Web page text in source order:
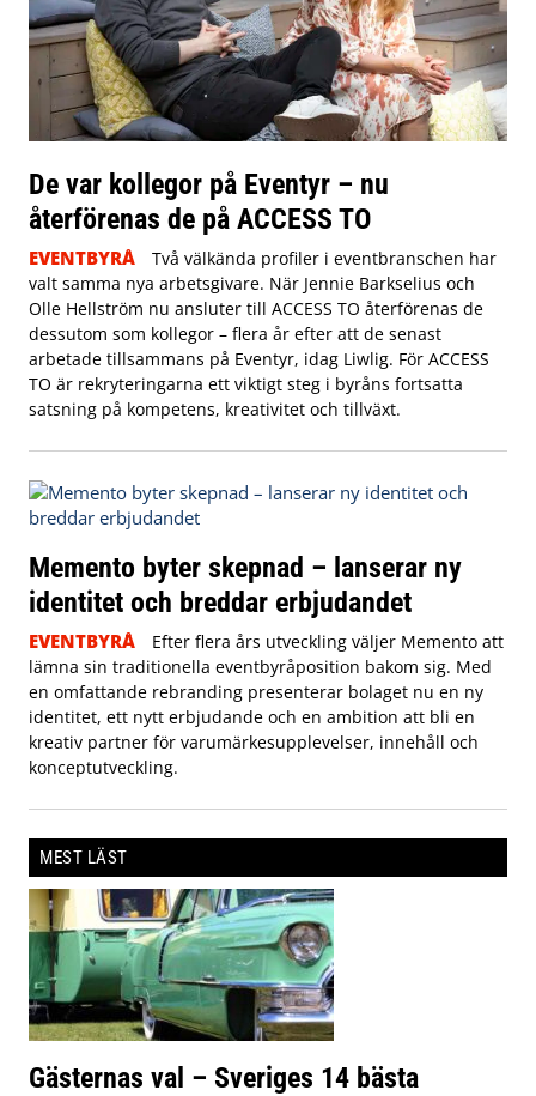
De var kollegor på Eventyr – nu
återförenas de på ACCESS TO
EVENTBYRÅ
Två välkända profiler i eventbranschen har
valt samma nya arbetsgivare. När Jennie Barkselius och
Olle Hellström nu ansluter till ACCESS TO återförenas de
dessutom som kollegor – flera år efter att de senast
arbetade tillsammans på Eventyr, idag Liwlig. För ACCESS
TO är rekryteringarna ett viktigt steg i byråns fortsatta
satsning på kompetens, kreativitet och tillväxt.
Memento byter skepnad – lanserar ny
identitet och breddar erbjudandet
EVENTBYRÅ
Efter flera års utveckling väljer Memento att
lämna sin traditionella eventbyråposition bakom sig. Med
en omfattande rebranding presenterar bolaget nu en ny
identitet, ett nytt erbjudande och en ambition att bli en
kreativ partner för varumärkesupplevelser, innehåll och
konceptutveckling.
MEST LÄST
Gästernas val – Sveriges 14 bästa